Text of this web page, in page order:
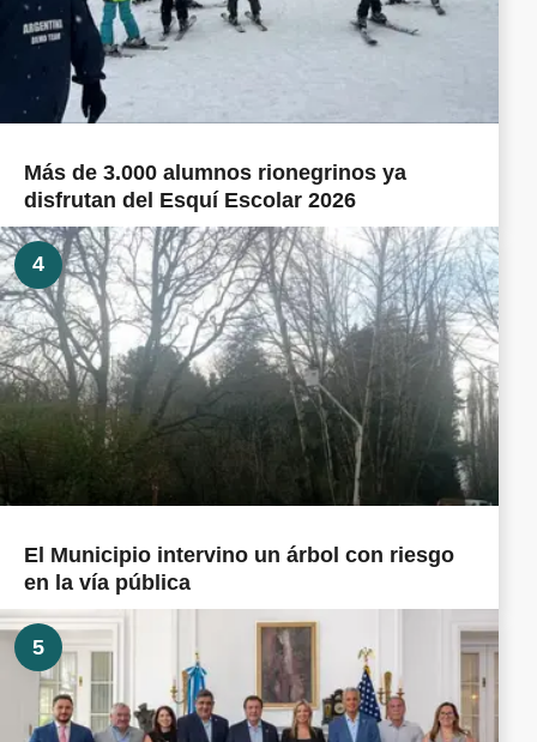
Más de 3.000 alumnos rionegrinos ya
disfrutan del Esquí Escolar 2026
4
El Municipio intervino un árbol con riesgo
en la vía pública
5